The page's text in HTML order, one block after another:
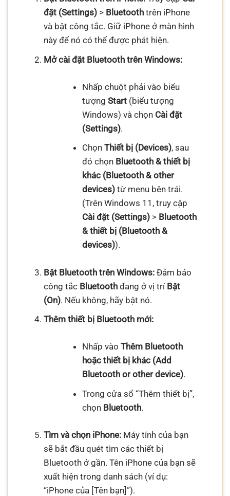
đặt (Settings)> Bluetoothtrên iPhone
và bật công tắc. Giữ iPhone ở màn hình
này để nó có thể được phát hiện.
Mở cài đặt Bluetooth trên Windows:
Nhấp chuột phải vào biểu
tượng Start(biểu tượng
Windows) và chọn Cài đặt
(Settings).
Chọn Thiết bị (Devices), sau
đó chọn Bluetooth & thiết bị
khác (Bluetooth & other
devices)từ menu bên trái.
(Trên Windows 11, truy cập
Cài đặt (Settings)> Bluetooth
& thiết bị (Bluetooth &
devices)).
Bật Bluetooth trên Windows:Đảm bảo
công tắc Bluetoothđang ở vị trí Bật
(On). Nếu không, hãy bật nó.
Thêm thiết bị Bluetooth mới:
Nhấp vào Thêm Bluetooth
hoặc thiết bị khác (Add
Bluetooth or other device).
Trong cửa sổ “Thêm thiết bị”,
chọn Bluetooth.
Tìm và chọn iPhone:Máy tính của bạn
sẽ bắt đầu quét tìm các thiết bị
Bluetooth ở gần. Tên iPhone của bạn sẽ
xuất hiện trong danh sách (ví dụ:
“iPhone của [Tên bạn]”).